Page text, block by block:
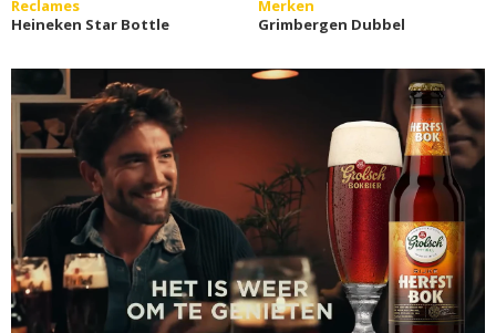
Reclames
Heineken Star Bottle
Merken
Grimbergen Dubbel